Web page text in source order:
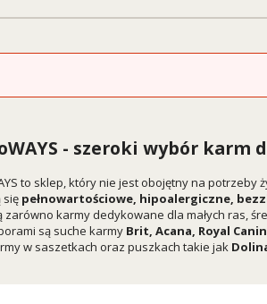
- szeroki wybór karm
to sklep, który nie jest obojętny na potrzeby
się pełnowartościowe, hipoalergiczne,
zarówno karmy dedykowane dla małych ras,
są suche karmy Brit, Acana, Royal Canin
w saszetkach oraz puszkach takie jak